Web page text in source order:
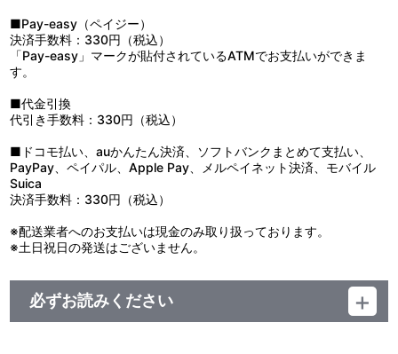
雑だった。そんなある日、学院の隣の空き家に引っ越して来る人が
あった。セーラは、自分と友だちになれるような人であってほしい
と願う。
■Pay-easy（ペイジー）
決済手数料：330円（税込）
「Pay-easy」マークが貼付されているATMでお支払いができま
す。
■代金引換
代引き手数料：330円（税込）
■ドコモ払い、auかんたん決済、ソフトバンクまとめて支払い、
PayPay、ペイパル、Apple Pay、メルペイネット決済、モバイル
Suica
決済手数料：330円（税込）
※配送業者へのお支払いは現金のみ取り扱っております。
※土日祝日の発送はございません。
必ずお読みください